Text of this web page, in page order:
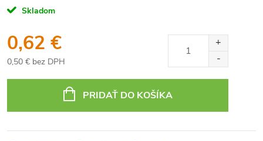
Skladom
0,62 €
0,50 € bez DPH
cena:
PRIDAŤ DO KOŠÍKA